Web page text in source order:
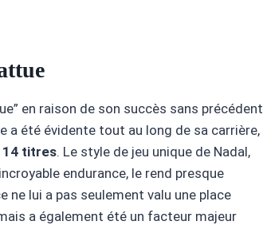
en raison de son succès sans précédent
a été évidente tout au long de sa carrière,
14 titres. Le style de jeu unique de Nadal,
endurance, le rend presque
lui a pas seulement valu une place
a également été un facteur majeur